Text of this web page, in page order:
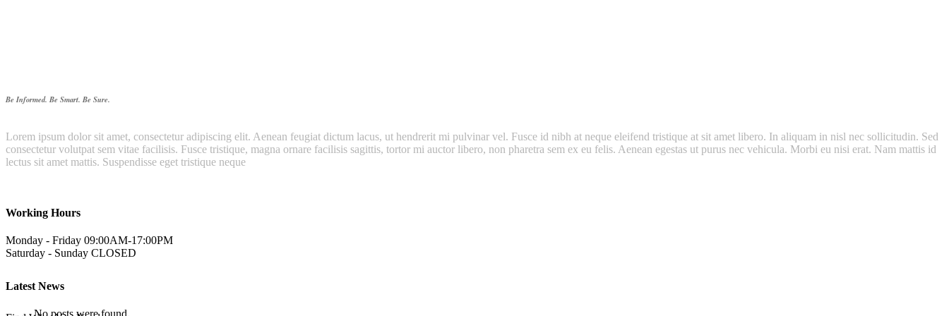
Be Informed. Be Smart. Be Sure.
Lorem ipsum dolor sit amet, consectetur adipiscing elit. Aenean feugiat dictum lacus, ut hendrerit mi pulvinar vel. Fusce id nibh at neque eleifend tristique at sit amet libero. In aliquam in nisl nec sollicitudin. Sed
consectetur volutpat sem vitae facilisis. Fusce tristique, magna ornare facilisis sagittis, tortor mi auctor libero, non pharetra sem ex eu felis. Aenean egestas ut purus nec vehicula. Morbi eu nisi erat. Nam mattis id
lectus sit amet mattis. Suspendisse eget tristique neque
Working Hours
Monday - Friday 09:00AM-17:00PM
Saturday - Sunday CLOSED
Latest News
No posts were found.